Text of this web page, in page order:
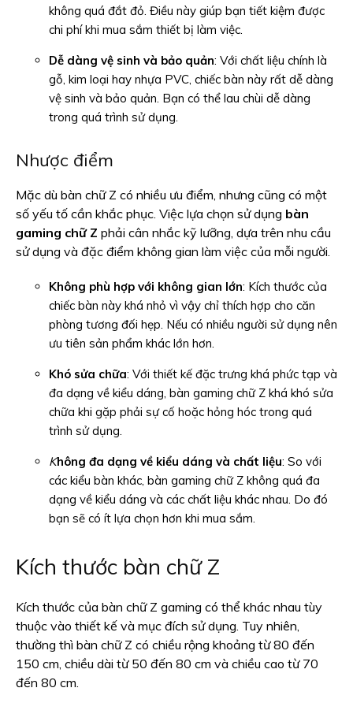
không quá đắt đỏ. Điều này giúp bạn tiết kiệm được
chi phí khi mua sắm thiết bị làm việc.
Dễ dàng vệ sinh và bảo quản: Với chất liệu chính là
gỗ, kim loại hay nhựa PVC, chiếc bàn này rất dễ dàng
vệ sinh và bảo quản. Bạn có thể lau chùi dễ dàng
trong quá trình sử dụng.
Nhược điểm
Mặc dù bàn chữ Z có nhiều ưu điểm, nhưng cũng có một
số yếu tố cần khắc phục. Việc lựa chọn sử dụng bàn
gaming chữ Z phải cân nhắc kỹ lưỡng, dựa trên nhu cầu
sử dụng và đặc điểm không gian làm việc của mỗi người.
Không phù hợp với không gian lớn: Kích thước của
chiếc bàn này khá nhỏ vì vậy chỉ thích hợp cho căn
phòng tương đối hẹp. Nếu có nhiều người sử dụng nên
ưu tiên sản phẩm khác lớn hơn.
Khó sửa chữa: Với thiết kế đặc trưng khá phức tạp và
đa dạng về kiểu dáng, bàn gaming chữ Z khá khó sửa
chữa khi gặp phải sự cố hoặc hỏng hóc trong quá
trình sử dụng.
Không đa dạng về kiểu dáng và chất liệu: So với
các kiểu bàn khác, bàn gaming chữ Z không quá đa
dạng về kiểu dáng và các chất liệu khác nhau. Do đó
bạn sẽ có ít lựa chọn hơn khi mua sắm.
Kích thước bàn chữ Z
Kích thước của bàn chữ Z gaming có thể khác nhau tùy
thuộc vào thiết kế và mục đích sử dụng. Tuy nhiên,
thường thì bàn chữ Z có chiều rộng khoảng từ 80 đến
150 cm, chiều dài từ 50 đến 80 cm và chiều cao từ 70
đến 80 cm.